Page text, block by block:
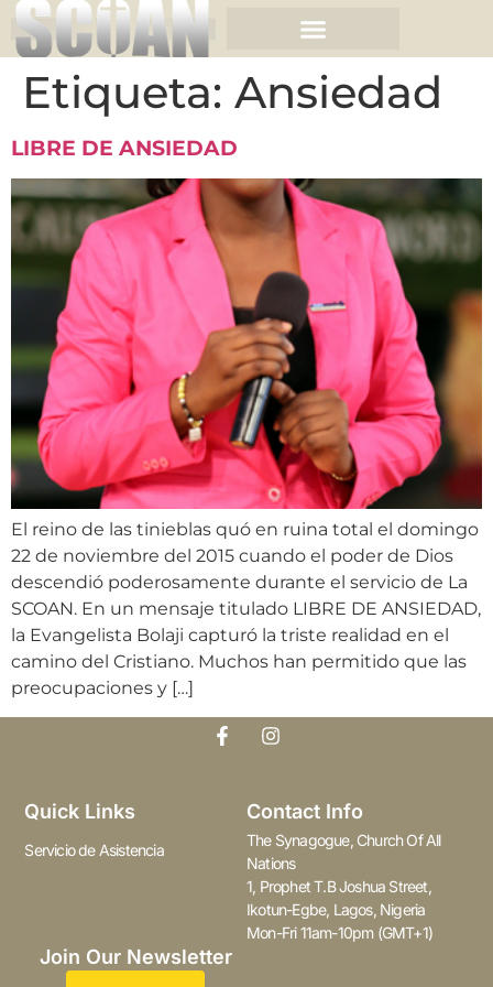
Etiqueta: Ansiedad
LIBRE DE ANSIEDAD
El reino de las tinieblas quó en ruina total el domingo
22 de noviembre del 2015 cuando el poder de Dios
descendió poderosamente durante el servicio de La
SCOAN. En un mensaje titulado LIBRE DE ANSIEDAD,
la Evangelista Bolaji capturó la triste realidad en el
camino del Cristiano. Muchos han permitido que las
preocupaciones y […]
Quick Links
Servicio de Asistencia
Contact Info
The Synagogue, Church Of All
Nations
1, Prophet T.B Joshua Street,
Ikotun-Egbe, Lagos, Nigeria
Mon-Fri 11am-10pm (GMT+1)
Join Our Newsletter